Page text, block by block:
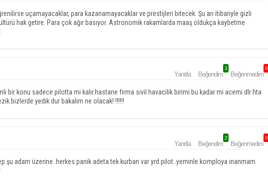
uçamayacaklar, para kazanamayacaklar ve prestijleri bitecek. Şu an itibariyle gizli
hak getire. Para çok ağır basıyor. Astronomik rakamlarda maaş oldukça kaybetme
Yanıtla Beğendim
3
Beğenmedim
0
bir konu sadece pilotta mi kalir.hastane firma sivil havacilik birimi bu kadar mi acemi.dlr hta
yedik dur bakalim ne olacak! !!!!!!
Yanıtla Beğendim
2
Beğenmedim
0
şu adam üzerine..herkes panik adeta tek kurban var yrd pilot..yeminle komploya inanmam